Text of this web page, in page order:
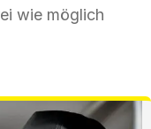
wie möglich